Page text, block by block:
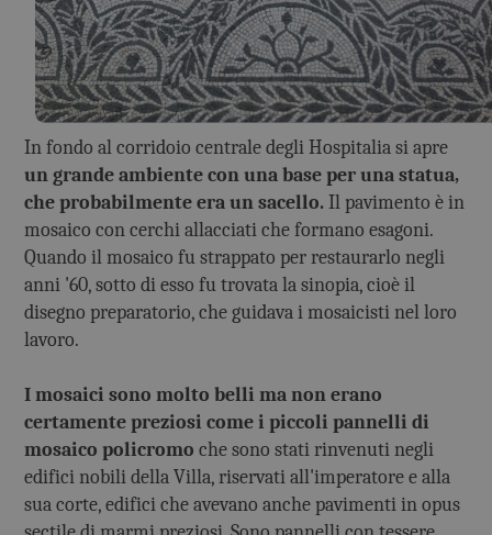
In fondo al corridoio centrale degli Hospitalia si apre
un grande ambiente con una base per una statua,
che probabilmente era un sacello. Il pavimento è in
mosaico con cerchi allacciati che formano esagoni.
Quando il mosaico fu strappato per restaurarlo negli
anni '60, sotto di esso fu trovata la sinopia, cioè il
disegno preparatorio, che guidava i mosaicisti nel loro
lavoro.
I mosaici sono molto belli ma non erano
certamente preziosi come i piccoli pannelli di
mosaico policromo che sono stati rinvenuti negli
edifici nobili della Villa, riservati all'imperatore e alla
sua corte, edifici che avevano anche pavimenti in opus